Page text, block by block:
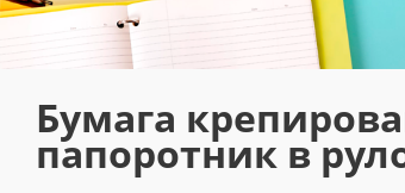
Бумага
папоротник в